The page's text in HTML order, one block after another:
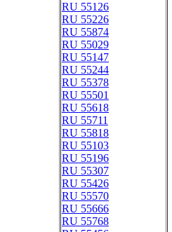
RU 55126
RU 55226
RU 55874
RU 55029
RU 55147
RU 55244
RU 55378
RU 55501
RU 55618
RU 55711
RU 55818
RU 55103
RU 55196
RU 55307
RU 55426
RU 55570
RU 55666
RU 55768